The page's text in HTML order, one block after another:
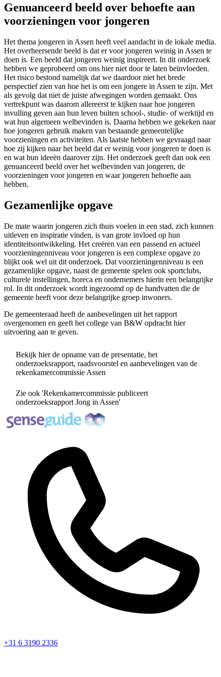
Genuanceerd beeld over behoefte aan
voorzieningen voor jongeren
Het thema jongeren in Assen heeft veel aandacht in de lokale media.
Het overheersende beeld is dat er voor jongeren weinig in Assen te
doen is. Een beeld dat jongeren weinig inspireert. In dit onderzoek
hebben we geprobeerd om ons hier niet door te laten beïnvloeden.
Het risico bestond namelijk dat we daardoor niet het brede
perspectief zien van hoe het is om een jongere in Assen te zijn. Met
als gevolg dat niet de juiste afwegingen worden gemaakt. Ons
vertrekpunt was daarom allereerst te kijken naar hoe jongeren
invulling geven aan hun leven buiten school-, studie- of werktijd en
wat hun algemeen welbevinden is. Daarna hebben we gekeken naar
hoe jongeren gebruik maken van bestaande gemeentelijke
voorzieningen en activiteiten. Als laatste hebben we gevraagd naar
hoe zij kijken naar het beeld dat er weinig voor jongeren te doen is
en wat hun ideeën daarover zijn. Het onderzoek geeft dan ook een
genuanceerd beeld over het welbevinden van jongeren, de
voorzieningen voor jongeren en waar jongeren behoefte aan
hebben.
Gezamenlijke opgave
De mate waarin jongeren zich thuis voelen in een stad, zich kunnen
uitleven en inspiratie vinden, is van grote invloed op hun
identiteitsontwikkeling. Het creëren van een passend en actueel
voorzieningenniveau voor jongeren is een complexe opgave zo
blijkt ook wel uit dit onderzoek. Dat voorzieningenniveau is een
gezamenlijke opgave, naast de gemeente spelen ook sportclubs,
culturele instellingen, horeca en ondernemers hierin een belangrijke
rol. In dit onderzoek wordt ingezoomd op de handvatten die de
gemeente heeft voor deze belangrijke groep inwoners.
De gemeenteraad heeft de aanbevelingen uit het rapport
overgenomen en geeft het college van B&W opdracht hier
uitvoering aan te geven.
Bekijk hier de opname van de presentatie, het
onderzoeksrapport, raadsvoorstel en aanbevelingen van de
rekenkamercommissie Assen
Zie ook 'Rekenkamercommissie publiceert
onderzoeksrapport Jong in Assen'
+31 6 3190 2336